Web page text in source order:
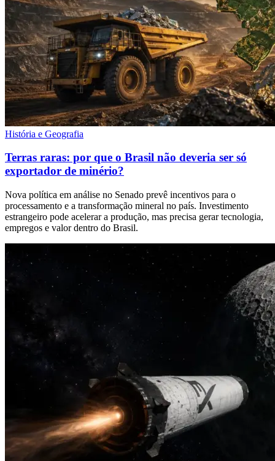
História e Geografia
Terras raras: por que o Brasil não deveria ser só
exportador de minério?
Nova política em análise no Senado prevê incentivos para o
processamento e a transformação mineral no país. Investimento
estrangeiro pode acelerar a produção, mas precisa gerar tecnologia,
empregos e valor dentro do Brasil.